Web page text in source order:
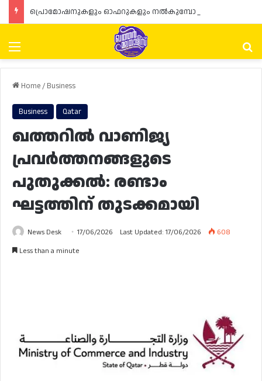
Menu
Home/ Business
Business Qatar
ഖത്തറിൽ വാണിജ്യ
പ്രവർത്തനങ്ങളുടെ
പുതുക്കൽ: രണ്ടാം
ഘട്ടത്തിന് തുടക്കമായി
News Desk 17/06/2026 Last Updated: 17/06/2026
608
Less than a minute